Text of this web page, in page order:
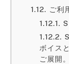
ご利
ボイス
ご展開。